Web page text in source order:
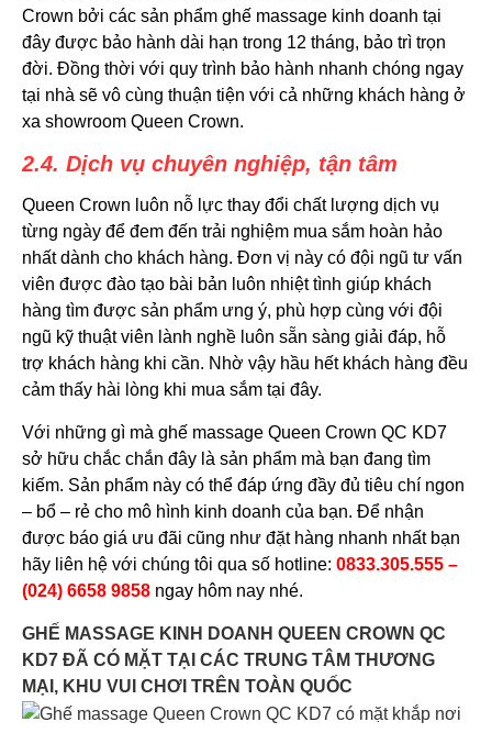
Crown bởi các sản phẩm ghế massage kinh doanh tại
đây được bảo hành dài hạn trong 12 tháng, bảo trì trọn
đời. Đồng thời với quy trình bảo hành nhanh chóng ngay
tại nhà sẽ vô cùng thuận tiện với cả những khách hàng ở
xa showroom Queen Crown.
2.4. Dịch vụ chuyên nghiệp, tận tâm
Queen Crown luôn nỗ lực thay đổi chất lượng dịch vụ
từng ngày để đem đến trải nghiệm mua sắm hoàn hảo
nhất dành cho khách hàng. Đơn vị này có đội ngũ tư vấn
viên được đào tạo bài bản luôn nhiệt tình giúp khách
hàng tìm được sản phẩm ưng ý, phù hợp cùng với đội
ngũ kỹ thuật viên lành nghề luôn sẵn sàng giải đáp, hỗ
trợ khách hàng khi cần. Nhờ vậy hầu hết khách hàng đều
cảm thấy hài lòng khi mua sắm tại đây.
Với những gì mà ghế massage Queen Crown QC KD7
sở hữu chắc chắn đây là sản phẩm mà bạn đang tìm
kiếm. Sản phẩm này có thể đáp ứng đầy đủ tiêu chí ngon
– bổ – rẻ cho mô hình kinh doanh của bạn. Để nhận
được báo giá ưu đãi cũng như đặt hàng nhanh nhất bạn
hãy liên hệ với chúng tôi qua số hotline: 0833.305.555 –
(024) 6658 9858 ngay hôm nay nhé.
GHẾ MASSAGE KINH DOANH QUEEN CROWN QC
KD7 ĐÃ CÓ MẶT TẠI CÁC TRUNG TÂM THƯƠNG
MẠI, KHU VUI CHƠI TRÊN TOÀN QUỐC